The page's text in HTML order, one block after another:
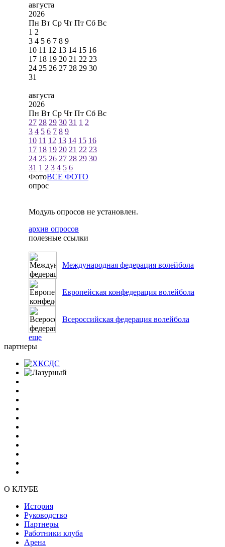
августа
2026
Пн Вт Ср Чт Пт Сб Вс
1 2
3 4 5 6 7 8 9
10 11 12 13 14 15 16
17 18 19 20 21 22 23
24 25 26 27 28 29 30
31
августа
2026
Пн Вт Ср Чт Пт Сб Вс
27 28 29 30 31 1 2
3 4 5 6 7 8 9
10 11 12 13 14 15 16
17 18 19 20 21 22 23
24 25 26 27 28 29 30
31 1 2 3 4 5 6
ФотоВСЕ ФОТО
опрос
Модуль опросов не установлен.
архив опросов
полезные ссылки
Международная федерация волейбола
Европейская конфедерация волейбола
Всероссийская федерация волейбола
еще
партнеры
О КЛУБЕ
История
Руководство
Партнеры
Работники клуба
Арена